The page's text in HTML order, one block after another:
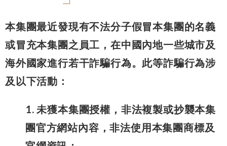
本集團最近發現有不法分子假冒本集團的名義
或冒充本集團之員工，在中國內地一些城市及
海外國家進行若干詐騙行為。此等詐騙行為涉
及以下活動：
1. 未獲本集團授權，非法複製或抄襲本集
團官方網站內容，非法使用本集團商標及